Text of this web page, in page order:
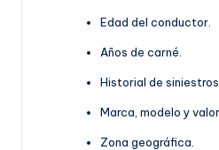
Edad del conductor.
Años de carné.
Historial de siniestros.
Marca, modelo y
Zona geográfica.